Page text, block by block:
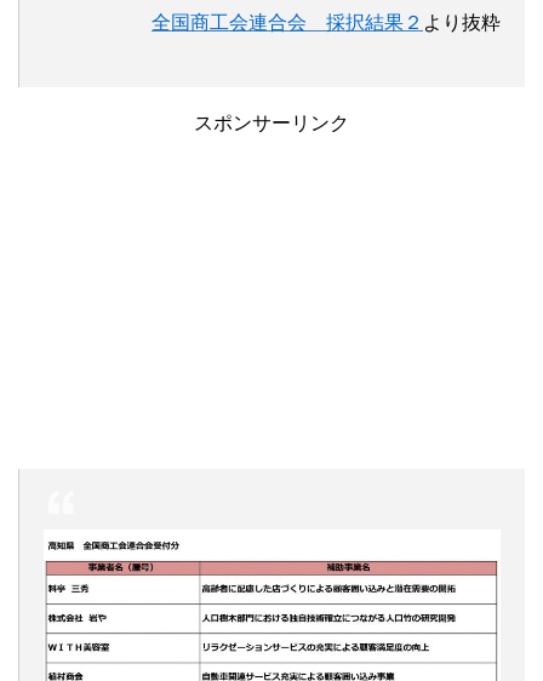
全国商工会連合会 採択結果２ より抜粋
スポンサーリンク